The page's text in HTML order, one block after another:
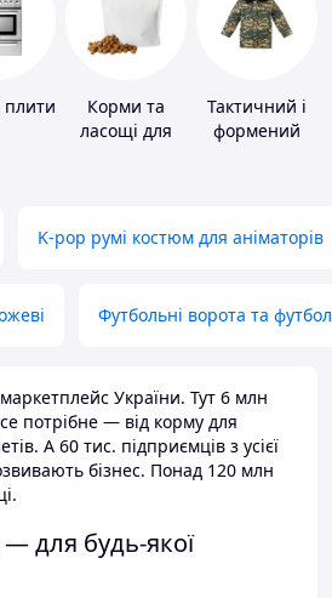
плити
Корми та
ласощі для
Тактичний і
формений
K-pop румі костюм для аніматорів
Футбольні ворота та
України. Тут 6 млн
потрібне — від корму для
А 60 тис. підприємців з усієї
бізнес. Понад 120 млн
для будь-якої